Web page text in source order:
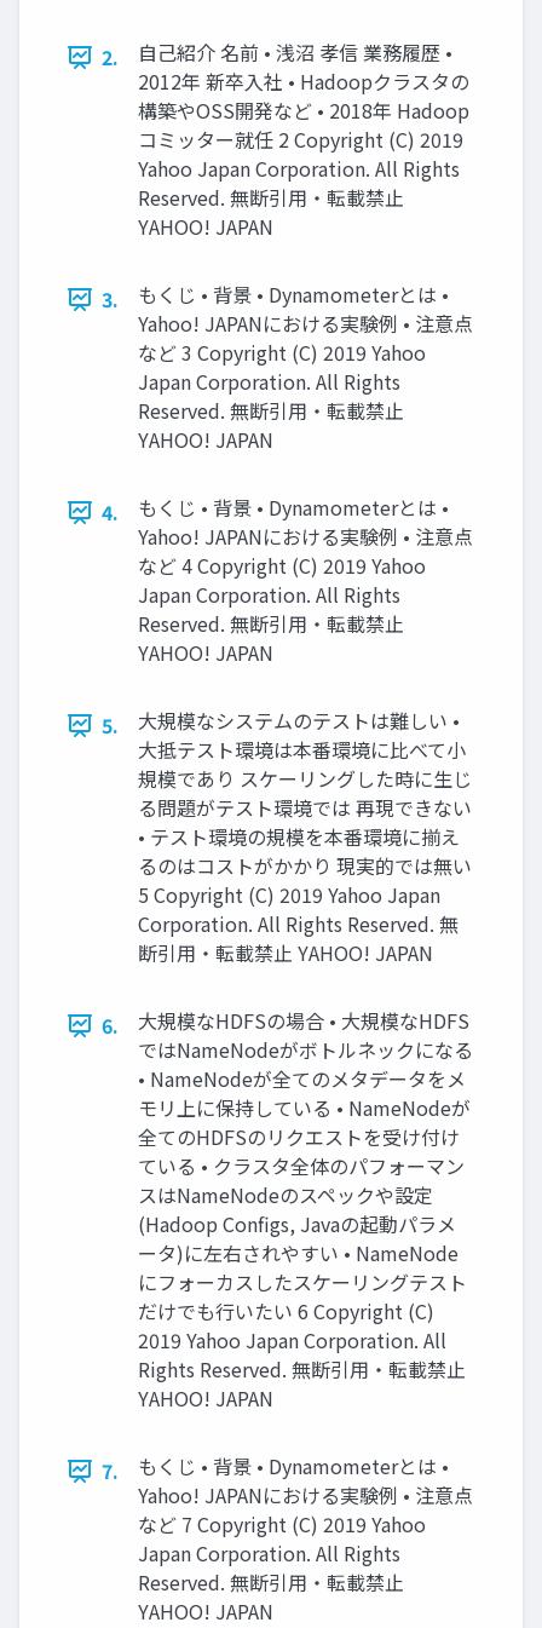
2.
自己紹介 名前 • 浅沼 孝信 業務履歴 •
2012年 新卒入社 • Hadoopクラスタの
構築やOSS開発など • 2018年 Hadoop
コミッター就任 2 Copyright (C) 2019
Yahoo Japan Corporation. All Rights
Reserved. 無断引用・転載禁止
YAHOO! JAPAN
3.
もくじ • 背景 • Dynamometerとは •
Yahoo! JAPANにおける実験例 • 注意点
など 3 Copyright (C) 2019 Yahoo
Japan Corporation. All Rights
Reserved. 無断引用・転載禁止
YAHOO! JAPAN
4.
もくじ • 背景 • Dynamometerとは •
Yahoo! JAPANにおける実験例 • 注意点
など 4 Copyright (C) 2019 Yahoo
Japan Corporation. All Rights
Reserved. 無断引用・転載禁止
YAHOO! JAPAN
5.
大規模なシステムのテストは難しい •
大抵テスト環境は本番環境に比べて小
規模であり スケーリングした時に生じ
る問題がテスト環境では 再現できない
• テスト環境の規模を本番環境に揃え
るのはコストがかかり 現実的では無い
5 Copyright (C) 2019 Yahoo Japan
Corporation. All Rights Reserved. 無
断引用・転載禁止 YAHOO! JAPAN
6.
大規模なHDFSの場合 • 大規模なHDFS
ではNameNodeがボトルネックになる
• NameNodeが全てのメタデータをメ
モリ上に保持している • NameNodeが
全てのHDFSのリクエストを受け付け
ている • クラスタ全体のパフォーマン
スはNameNodeのスペックや設定
(Hadoop Configs, Javaの起動パラメ
ータ)に左右されやすい • NameNode
にフォーカスしたスケーリングテスト
だけでも行いたい 6 Copyright (C)
2019 Yahoo Japan Corporation. All
Rights Reserved. 無断引用・転載禁止
YAHOO! JAPAN
7.
もくじ • 背景 • Dynamometerとは •
Yahoo! JAPANにおける実験例 • 注意点
など 7 Copyright (C) 2019 Yahoo
Japan Corporation. All Rights
Reserved. 無断引用・転載禁止
YAHOO! JAPAN